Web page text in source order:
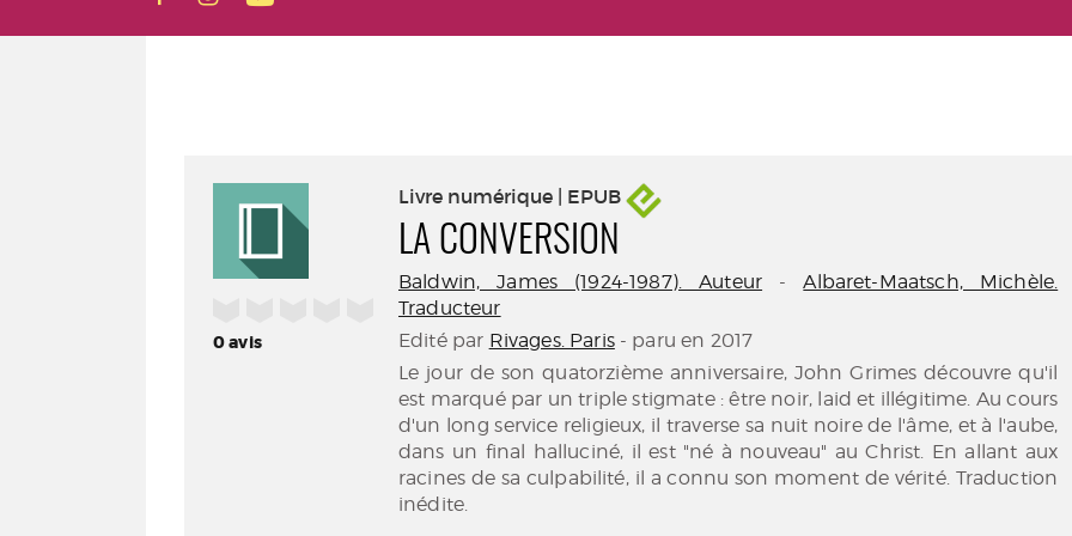
0avis
Livre numérique | EPUB
LA CONVERSION
Baldwin, James (1924-1987). Auteur -Albaret-Maatsch, Michèle.
Traducteur
Edité par Rivages. Paris- paru en 2017
Le jour de son quatorzième anniversaire, John Grimes découvre qu'il
est marqué par un triple stigmate : être noir, laid et illégitime. Au cours
d'un long service religieux, il traverse sa nuit noire de l'âme, et à l'aube,
dans un final halluciné, il est "né à nouveau" au Christ. En allant aux
racines de sa culpabilité, il a connu son moment de vérité. Traduction
inédite.